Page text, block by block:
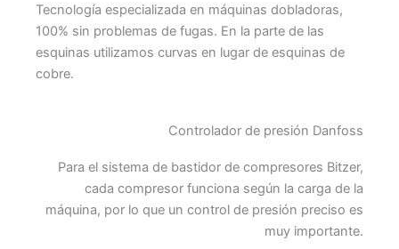
Tecnología especializada en máquinas dobladoras,
100% sin problemas de fugas. En la parte de las
esquinas utilizamos curvas en lugar de esquinas de
cobre.
Controlador de presión Danfoss
Para el sistema de bastidor de compresores Bitzer,
cada compresor funciona según la carga de la
máquina, por lo que un control de presión preciso es
muy importante.